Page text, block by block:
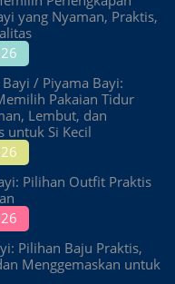
yang Nyaman, Praktis,
/ Piyama Bayi:
Pakaian Tidur
Lembut, dan
untuk Si Kecil
Pilihan Outfit Praktis
Pilihan Baju Praktis,
Menggemaskan untuk